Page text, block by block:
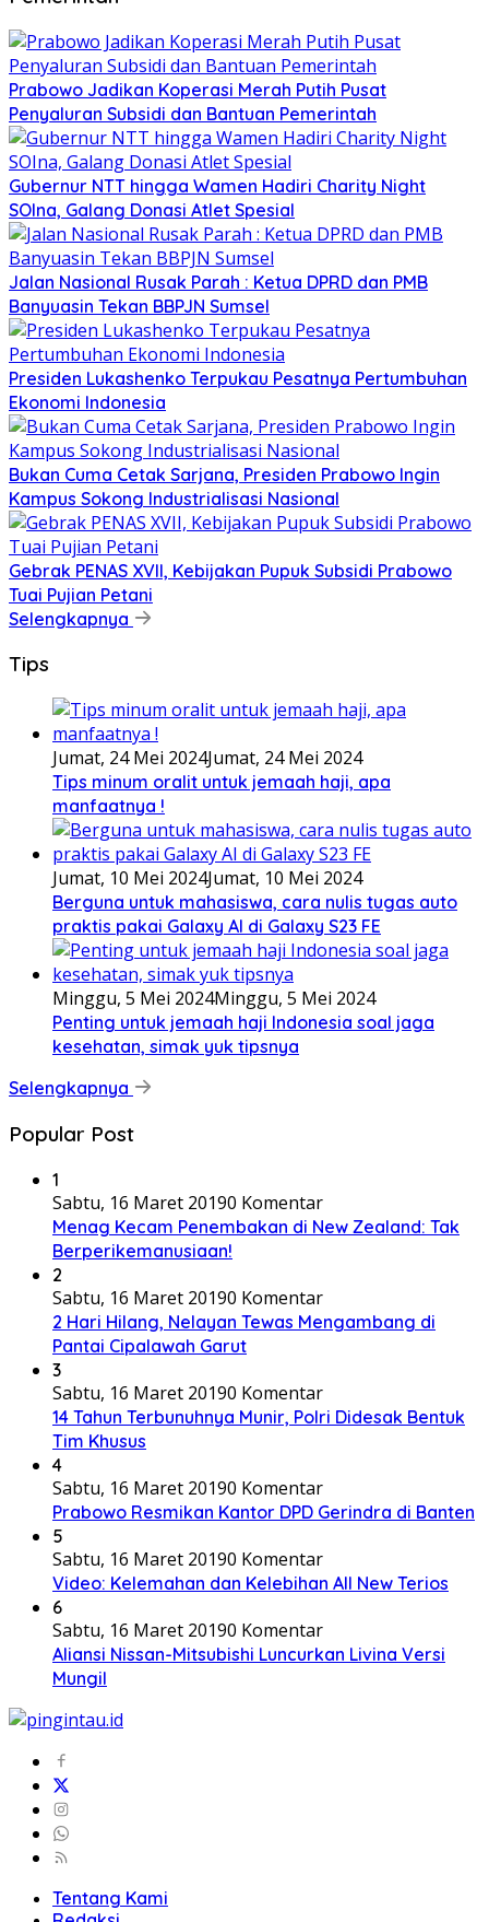
Prabowo Jadikan Koperasi Merah Putih Pusat
Penyaluran Subsidi dan Bantuan Pemerintah
Gubernur NTT hingga Wamen Hadiri Charity Night
SOIna, Galang Donasi Atlet Spesial
Jalan Nasional Rusak Parah : Ketua DPRD dan PMB
Banyuasin Tekan BBPJN Sumsel
Presiden Lukashenko Terpukau Pesatnya Pertumbuhan
Ekonomi Indonesia
Bukan Cuma Cetak Sarjana, Presiden Prabowo Ingin
Kampus Sokong Industrialisasi Nasional
Gebrak PENAS XVII, Kebijakan Pupuk Subsidi Prabowo
Tuai Pujian Petani
Selengkapnya
Tips
Jumat, 24 Mei 2024Jumat, 24 Mei 2024
Tips minum oralit untuk jemaah haji, apa
manfaatnya !
Jumat, 10 Mei 2024Jumat, 10 Mei 2024
Berguna untuk mahasiswa, cara nulis tugas auto
praktis pakai Galaxy AI di Galaxy S23 FE
Minggu, 5 Mei 2024Minggu, 5 Mei 2024
Penting untuk jemaah haji Indonesia soal jaga
kesehatan, simak yuk tipsnya
Selengkapnya
Popular Post
1
Sabtu, 16 Maret 20190 Komentar
Menag Kecam Penembakan di New Zealand: Tak
Berperikemanusiaan!
2
Sabtu, 16 Maret 20190 Komentar
2 Hari Hilang, Nelayan Tewas Mengambang di
Pantai Cipalawah Garut
3
Sabtu, 16 Maret 20190 Komentar
14 Tahun Terbunuhnya Munir, Polri Didesak Bentuk
Tim Khusus
4
Sabtu, 16 Maret 20190 Komentar
Prabowo Resmikan Kantor DPD Gerindra di Banten
5
Sabtu, 16 Maret 20190 Komentar
Video: Kelemahan dan Kelebihan All New Terios
6
Sabtu, 16 Maret 20190 Komentar
Aliansi Nissan-Mitsubishi Luncurkan Livina Versi
Mungil
Tentang Kami